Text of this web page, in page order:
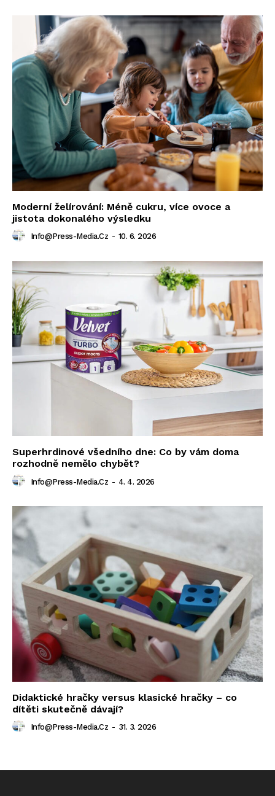
Moderní želírování: Méně cukru, více ovoce a
jistota dokonalého výsledku
Info@press-Media.cz - 10. 6. 2026
Superhrdinové všedního dne: Co by vám doma
rozhodně nemělo chybět?
Info@press-Media.cz - 4. 4. 2026
Didaktické hračky versus klasické hračky – co
dítěti skutečně dávají?
Info@press-Media.cz - 31. 3. 2026